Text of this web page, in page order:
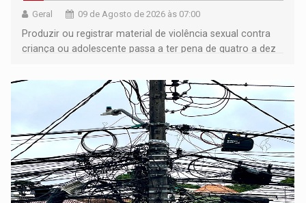
Geral 09 de Agosto de 2026 às 07:00
Produzir ou registrar material de violência sexual contra
criança ou adolescente passa a ter pena de quatro a dez